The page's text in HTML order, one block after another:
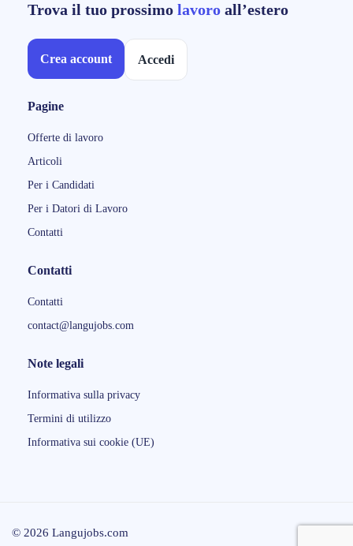
Trova il tuo prossimo lavoro all’estero
Crea account Accedi
Pagine
Offerte di lavoro
Articoli
Per i Candidati
Per i Datori di Lavoro
Contatti
Contatti
Contatti
contact@langujobs.com
Note legali
Informativa sulla privacy
Termini di utilizzo
Informativa sui cookie (UE)
© 2026 Langujobs.com